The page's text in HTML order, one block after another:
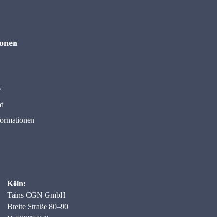
Köln:
Tains CGN GmbH
Breite Straße 80–90